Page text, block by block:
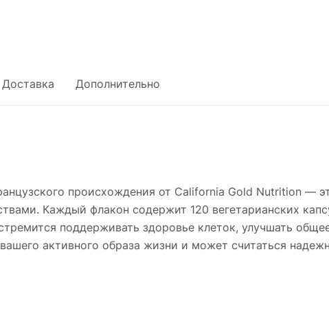
Доставка Дополнительно
происхождения от California Gold Nutrition —
Каждый флакон содержит 120 вегетарианских
поддерживать здоровье клеток, улучшать
активного образа жизни и может считаться